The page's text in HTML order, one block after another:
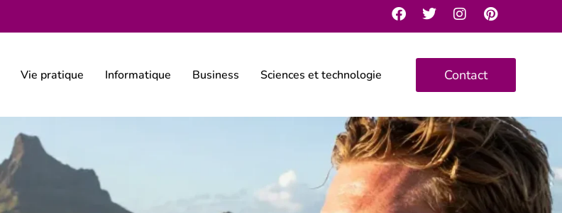
Vie pratique Informatique Business Sciences et technologie Contact